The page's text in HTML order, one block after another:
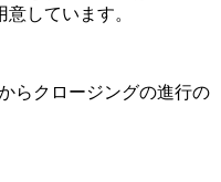
しています。
らクロージングの進行の